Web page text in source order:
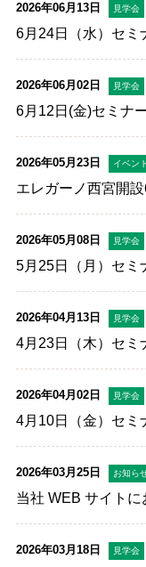
2026年06月13日 見学会
6月24日（水）セミ
2026年06月02日 見学会
6月12日(金)セミナ
2026年05月23日 イベント
エレガーノ西宮開
2026年05月08日 見学会
5月25日（月）セミ
2026年04月13日 見学会
4月23日（木）セミ
2026年04月02日 見学会
4月10日（金）セミ
2026年03月25日 お知ら
当社 WEB サイト
2026年03月18日 見学会